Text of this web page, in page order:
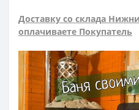
Доставку со склада
оплачиваете Покупатель